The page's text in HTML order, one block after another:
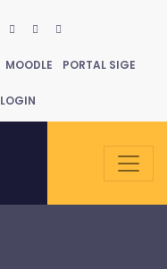
MOODLE PORTAL SIGE
LOGIN